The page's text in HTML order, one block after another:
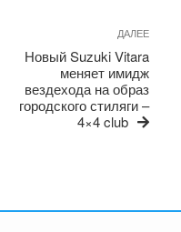
ДАЛЕЕ
Новый Suzuki Vitara
меняет имидж
вездехода на образ
городского стиляги –
4×4 club